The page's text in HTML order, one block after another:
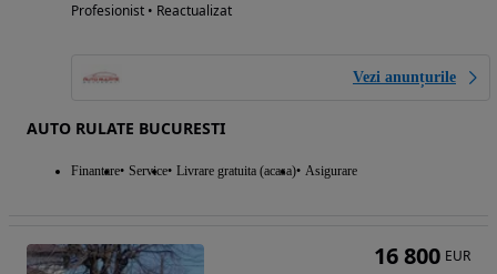
Profesionist • Reactualizat
Vezi anunțurile
AUTO RULATE BUCURESTI
Finantare Service Livrare gratuita (acasa) Asigurare
16 800 EUR